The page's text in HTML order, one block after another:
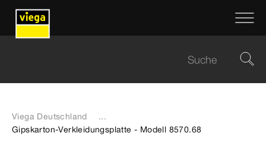
Viega Deutschland
...
Gipskarton-Verkleidungsplatte - Modell 8570.68